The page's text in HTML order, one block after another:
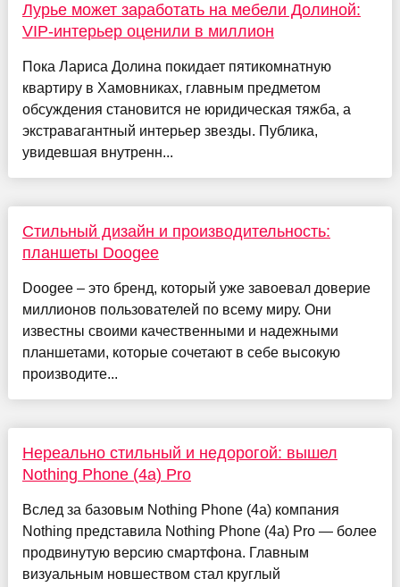
Лурье может заработать на мебели Долиной:
VIP-интерьер оценили в миллион
Пока Лариса Долина покидает пятикомнатную
квартиру в Хамовниках, главным предметом
обсуждения становится не юридическая тяжба, а
экстравагантный интерьер звезды. Публика,
увидевшая внутренн...
Стильный дизайн и производительность:
планшеты Doogee
Doogee – это бренд, который уже завоевал доверие
миллионов пользователей по всему миру. Они
известны своими качественными и надежными
планшетами, которые сочетают в себе высокую
производите...
Нереально стильный и недорогой: вышел
Nothing Phone (4a) Pro
Вслед за базовым Nothing Phone (4a) компания
Nothing представила Nothing Phone (4a) Pro — более
продвинутую версию смартфона. Главным
визуальным новшеством стал круглый